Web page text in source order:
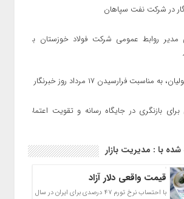
در شرکت نفت سپاهان
روابط عمومی شرکت فولاد خوزستان به
فرارسیدن ۱۷ مرداد روز خبرنگار
بازنگری در جایگاه رسانه و تقویت اعتماد
با : مدیریت بازار
قیمت واقعی دلار آزاد
با احتساب نرخ تورم ۴۷ درصدی برای ایران در سال